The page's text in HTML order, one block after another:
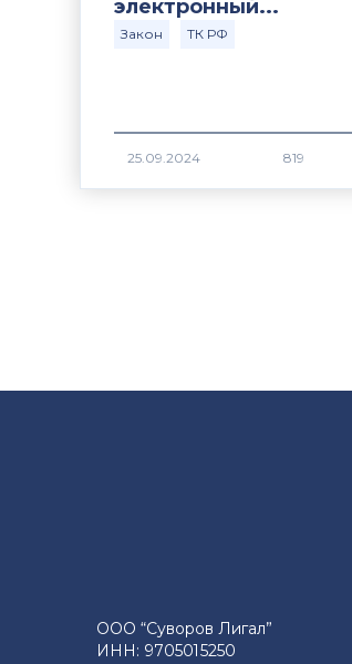
электронный...
Закон ТК РФ
819
ООО “Суворов Лигал”
ИНН: 9705015250